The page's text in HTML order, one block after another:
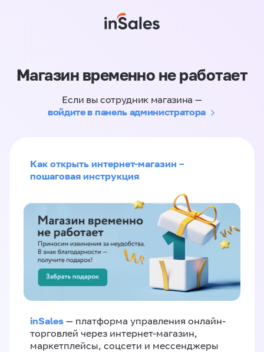
Магазин временно не работает
Если вы сотрудник магазина —
войдите в панель администратора
Как открыть интернет-магазин –
пошаговая инструкция
inSales — платформа управления онлайн-
торговлей через интернет-магазин,
маркетплейсы, соцсети и мессенджеры